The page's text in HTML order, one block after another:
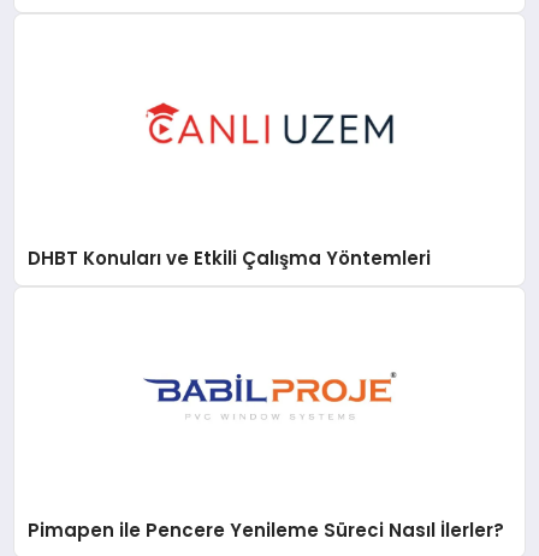
DHBT Konuları ve Etkili Çalışma Yöntemleri
Pimapen ile Pencere Yenileme Süreci Nasıl İlerler?